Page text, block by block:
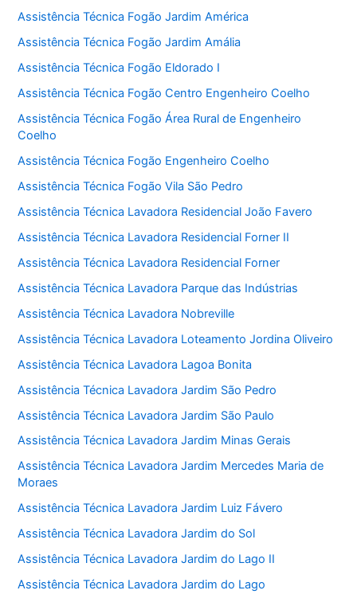
Assistência Técnica Fogão Jardim América
Assistência Técnica Fogão Jardim Amália
Assistência Técnica Fogão Eldorado I
Assistência Técnica Fogão Centro Engenheiro Coelho
Assistência Técnica Fogão Área Rural de Engenheiro
Coelho
Assistência Técnica Fogão Engenheiro Coelho
Assistência Técnica Fogão Vila São Pedro
Assistência Técnica Lavadora Residencial João Favero
Assistência Técnica Lavadora Residencial Forner II
Assistência Técnica Lavadora Residencial Forner
Assistência Técnica Lavadora Parque das Indústrias
Assistência Técnica Lavadora Nobreville
Assistência Técnica Lavadora Loteamento Jordina Oliveiro
Assistência Técnica Lavadora Lagoa Bonita
Assistência Técnica Lavadora Jardim São Pedro
Assistência Técnica Lavadora Jardim São Paulo
Assistência Técnica Lavadora Jardim Minas Gerais
Assistência Técnica Lavadora Jardim Mercedes Maria de
Moraes
Assistência Técnica Lavadora Jardim Luiz Fávero
Assistência Técnica Lavadora Jardim do Sol
Assistência Técnica Lavadora Jardim do Lago II
Assistência Técnica Lavadora Jardim do Lago